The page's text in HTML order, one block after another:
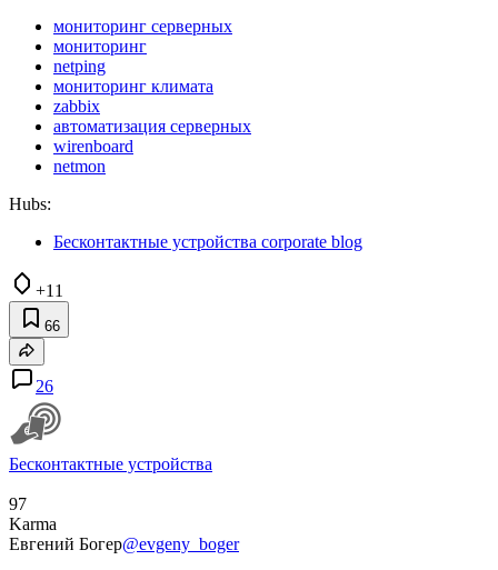
мониторинг серверных
мониторинг
netping
мониторинг климата
zabbix
автоматизация серверных
wirenboard
netmon
Hubs:
Бесконтактные устройства corporate blog
+11
66
26
Бесконтактные устройства
97
Karma
Евгений Богер@evgeny_boger